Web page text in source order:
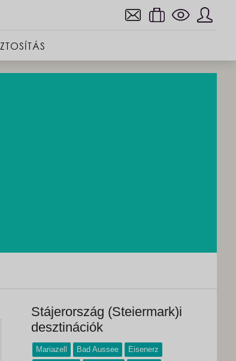
Stájerország (Steiermark)i
desztinációk
Mariazell Bad Aussee
Eisenerz